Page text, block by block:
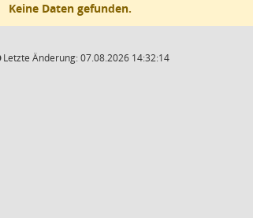
Keine Daten gefunden.
Letzte Änderung: 07.08.2026 14:32:14